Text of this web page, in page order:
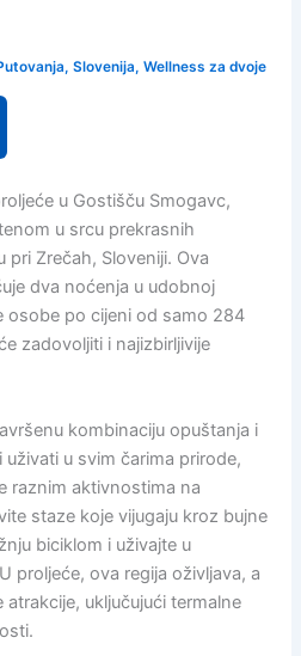
,Slovenija,Wellness za dvoje
u Gostišču Smogavc,
u srcu prekrasnih
Zrečah, Sloveniji. Ova
dva noćenja u udobnoj
osobe po cijeni od samo 284
zadovoljiti i najizbirljivije
kombinaciju opuštanja i
u svim čarima prirode,
raznim aktivnostima na
staze koje vijugaju kroz bujne
biciklom i uživajte u
proljeće, ova regija oživljava, a
uključujući termalne